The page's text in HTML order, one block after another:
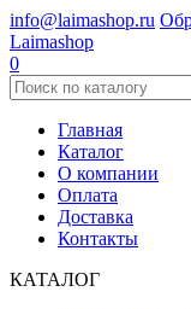
info@laimashop.ru
Laimashop
0
Главная
Каталог
О компании
Оплата
Доставка
Контакты
КАТАЛОГ